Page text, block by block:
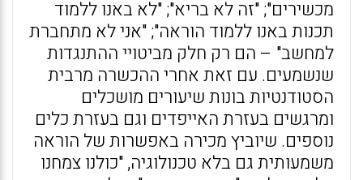
מכשירים"; "זה לא בריא"; "לא באנו ללמוד
תכנות באנו ללמוד הוראה"; "אני לא מתחברת
למחשב" – הם רק חלק מביטויי ההתנגדות
שנשמעים. עם זאת אחרי ההכשרה מרבית
הסטודנטיות בונות שיעורים מושכלים
ומרגשים בעזרת האייפדים וגם בעזרת כלים
נוספים. שיוביץ מכירה באפשרות של הוראה
משמעותית גם בלא טכנולוגיה, "כולנו צמחנו